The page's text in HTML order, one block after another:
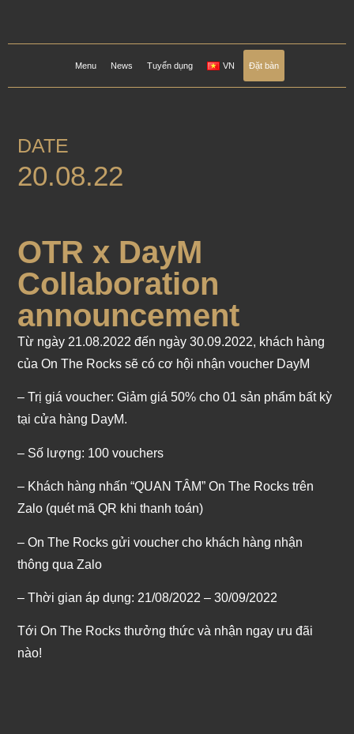
Menu News Tuyển dụng VN Đặt bàn
DATE
20.08.22
OTR x DayM
Collaboration
announcement
Từ ngày 21.08.2022 đến ngày 30.09.2022, khách hàng
của On The Rocks sẽ có cơ hội nhận voucher DayM
– Trị giá voucher: Giảm giá 50% cho 01 sản phẩm bất kỳ
tại cửa hàng DayM.
– Số lượng: 100 vouchers
– Khách hàng nhấn “QUAN TÂM” On The Rocks trên
Zalo (quét mã QR khi thanh toán)
– On The Rocks gửi voucher cho khách hàng nhận
thông qua Zalo
– Thời gian áp dụng: 21/08/2022 – 30/09/2022
Tới On The Rocks thưởng thức và nhận ngay ưu đãi
nào!